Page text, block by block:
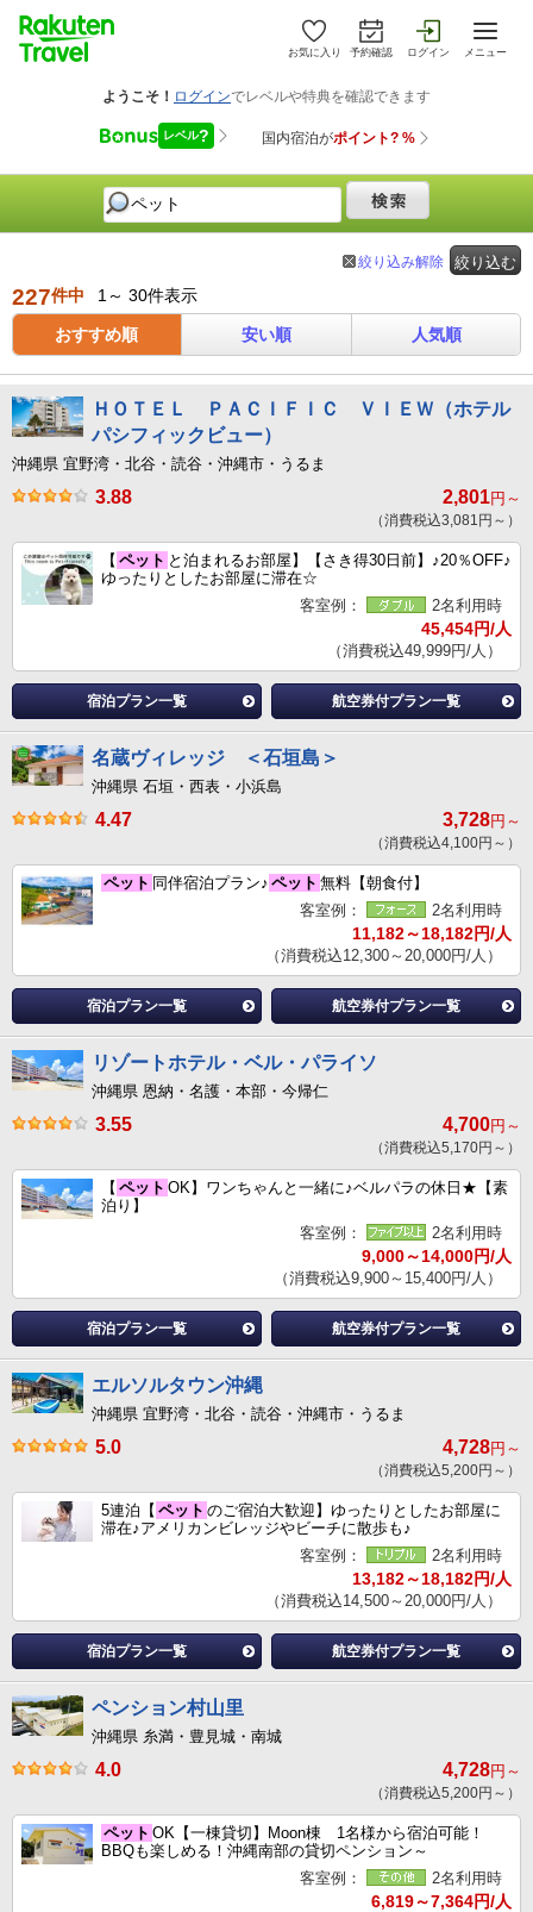
お気に入り 予約確認 ログイン メニュー
絞り込む
絞り込み解除
227件中 1～ 30件表示
おすすめ順 安い順 人気順
ＨＯＴＥＬ ＰＡＣＩＦＩＣ ＶＩＥＷ（ホテル
パシフィックビュー）
沖縄県 宜野湾・北谷・読谷・沖縄市・うるま
3.88 2,801円～
（消費税込3,081円～）
【 ペット と泊まれるお部屋】【さき得30日前】♪20％OFF♪
ゆったりとしたお部屋に滞在☆
客室例：
2名利用時
45,454円/人
（消費税込49,999円/人）
宿泊プラン一覧 航空券付プラン一覧
名蔵ヴィレッジ ＜石垣島＞
沖縄県 石垣・西表・小浜島
4.47 3,728円～
（消費税込4,100円～）
ペット 同伴宿泊プラン♪ ペット 無料【朝食付】
客室例：
2名利用時
11,182～18,182円/人
（消費税込12,300～20,000円/人）
宿泊プラン一覧 航空券付プラン一覧
リゾートホテル・ベル・パライソ
沖縄県 恩納・名護・本部・今帰仁
3.55 4,700円～
（消費税込5,170円～）
【 ペット OK】ワンちゃんと一緒に♪ベルパラの休日★【素
泊り】
客室例：
2名利用時
9,000～14,000円/人
（消費税込9,900～15,400円/人）
宿泊プラン一覧 航空券付プラン一覧
エルソルタウン沖縄
沖縄県 宜野湾・北谷・読谷・沖縄市・うるま
5.0 4,728円～
（消費税込5,200円～）
5連泊【 ペット のご宿泊大歓迎】ゆったりとしたお部屋に
滞在♪アメリカンビレッジやビーチに散歩も♪
客室例：
2名利用時
13,182～18,182円/人
（消費税込14,500～20,000円/人）
宿泊プラン一覧 航空券付プラン一覧
ペンション村山里
沖縄県 糸満・豊見城・南城
4.0 4,728円～
（消費税込5,200円～）
ペット OK【一棟貸切】Moon棟 1名様から宿泊可能！
BBQも楽しめる！沖縄南部の貸切ペンション～
客室例：
2名利用時
6,819～7,364円/人